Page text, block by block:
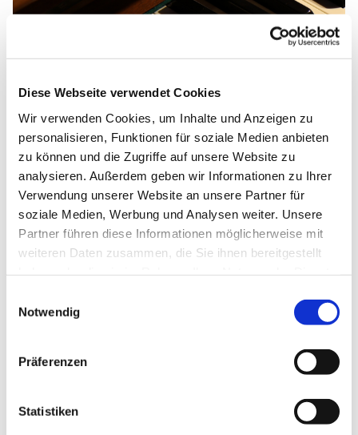
Diese Webseite verwendet Cookies
Wir verwenden Cookies, um Inhalte und Anzeigen zu
personalisieren, Funktionen für soziale Medien anbieten
zu können und die Zugriffe auf unsere Website zu
analysieren. Außerdem geben wir Informationen zu Ihrer
Verwendung unserer Website an unsere Partner für
soziale Medien, Werbung und Analysen weiter. Unsere
Partner führen diese Informationen möglicherweise mit
weiteren Daten zusammen, die Sie ihnen bereitgestellt
Notwendig
Präferenzen
Statistiken
Gottesdienste
Hier finden Sie alle Gottesdienstangebote unserer
Gemeinde.